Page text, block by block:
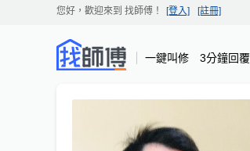
您好，歡迎來到 找師傅 ！ [登入] [註冊]
一鍵叫修 3分鐘回覆